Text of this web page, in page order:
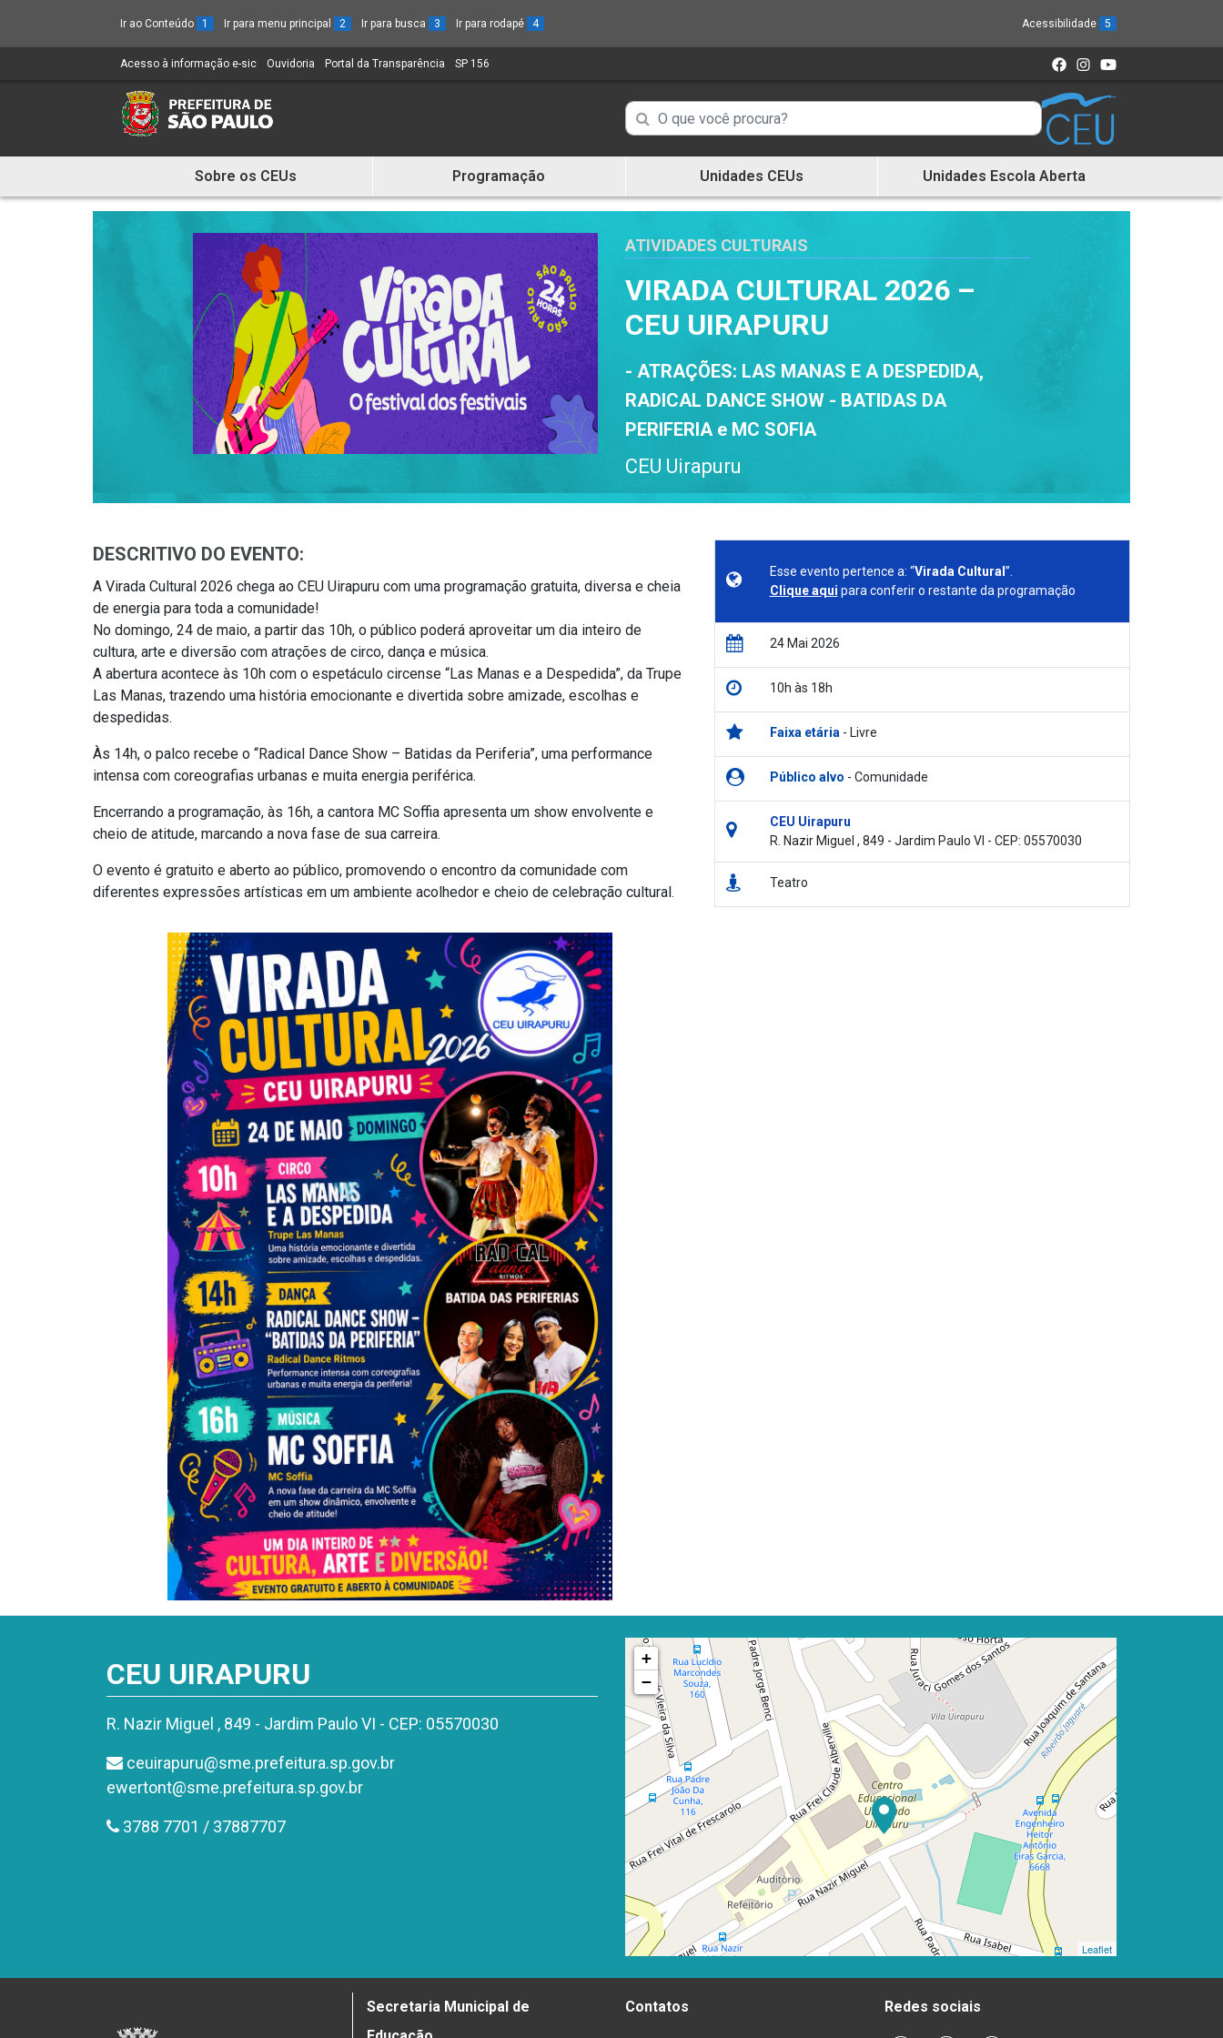
Ir ao Conteúdo 1 Ir para menu principal 2 Ir para busca 3 Ir para rodapé 4 Acessibilidade 5
Acesso à informação e-sic (Link
um
novo
Ouvidoria (Link
Portal da Transparência (Link
SP 156
Campo
de
de
informações
Campo
de
Busca
informações
e
Sobre os CEUs Programação Unidades CEUs Unidades Escola Aberta
ATIVIDADES CULTURAIS
VIRADA CULTURAL 2026 –
CEU UIRAPURU
- ATRAÇÕES: LAS MANAS E A DESPEDIDA,
RADICAL DANCE SHOW - BATIDAS DA
PERIFERIA e MC SOFIA
CEU Uirapuru
DESCRITIVO DO EVENTO:
A Virada Cultural 2026 chega ao CEU Uirapuru com uma programação gratuita, diversa e cheia
de energia para toda a comunidade!
No domingo, 24 de maio, a partir das 10h, o público poderá aproveitar um dia inteiro de
cultura, arte e diversão com atrações de circo, dança e música.
A abertura acontece às 10h com o espetáculo circense “Las Manas e a Despedida”, da Trupe
Las Manas, trazendo uma história emocionante e divertida sobre amizade, escolhas e
despedidas.
Às 14h, o palco recebe o “Radical Dance Show – Batidas da Periferia”, uma performance
intensa com coreografias urbanas e muita energia periférica.
Encerrando a programação, às 16h, a cantora MC Soffia apresenta um show envolvente e
cheio de atitude, marcando a nova fase de sua carreira.
O evento é gratuito e aberto ao público, promovendo o encontro da comunidade com
diferentes expressões artísticas em um ambiente acolhedor e cheio de celebração cultural.
Esse evento pertence a: “Virada Cultural ”.
Clique aqui para conferir o restante da programação
24 Mai 2026
10h às 18h
Faixa etária - Livre
Público alvo - Comunidade
CEU Uirapuru
R. Nazir Miguel , 849 - Jardim Paulo VI - CEP: 05570030
Teatro
CEU UIRAPURU
R. Nazir Miguel , 849 - Jardim Paulo VI - CEP: 05570030
ceuirapuru@sme.prefeitura.sp.gov.br
ewertont@sme.prefeitura.sp.gov.br
3788 7701 / 37887707
+
−
Leaflet
Secretaria Municipal de
Contatos Redes sociais